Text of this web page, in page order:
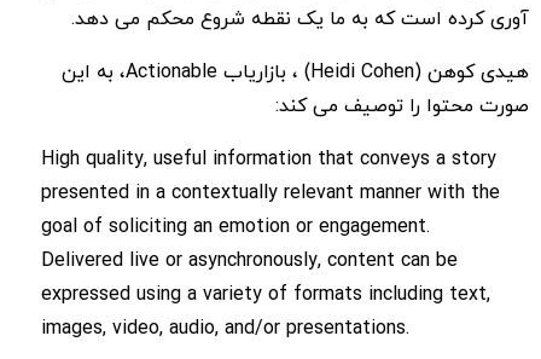
آوری کرده است که به ما یک نقطه شروع محکم می دهد.
هیدی کوهن (Heidi Cohen) ، بازاریاب Actionable، به این
صورت محتوا را توصیف می کند:
High quality, useful information that conveys a story
presented in a contextually relevant manner with the
goal of soliciting an emotion or engagement.
Delivered live or asynchronously, content can be
expressed using a variety of formats including text,
images, video, audio, and/or presentations.